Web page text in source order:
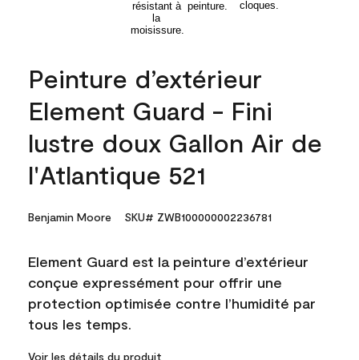
Peinture d’extérieur
Element Guard - Fini
lustre doux Gallon Air de
l'Atlantique 521
Benjamin Moore SKU# ZWB100000002236781
Element Guard est la peinture d’extérieur
conçue expressément pour offrir une
protection optimisée contre l’humidité par
tous les temps.
Voir les détails du produit